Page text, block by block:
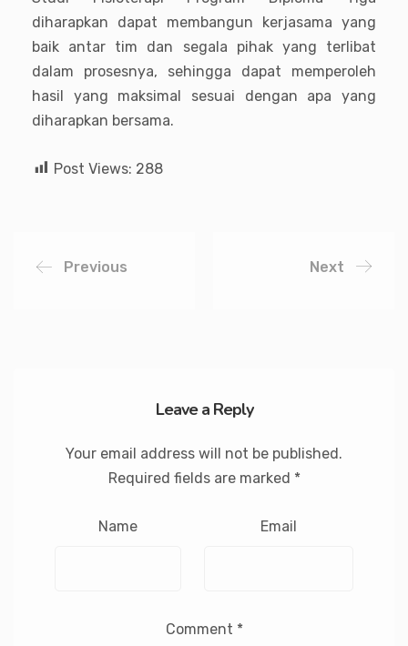
diharapkan dapat membangun kerjasama yang
baik antar tim dan segala pihak yang terlibat
dalam prosesnya, sehingga dapat memperoleh
hasil yang maksimal sesuai dengan apa yang
diharapkan bersama.
Post Views: 288
Previous Next
Leave a Reply
Your email address will not be published.
Required fields are marked *
Name Email
Comment *